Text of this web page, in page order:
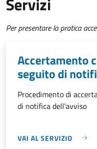
Per presentare la pratica
Accertamento
seguito di
Procedimento di
di notifica dell'avviso
VAI AL SERVIZIO